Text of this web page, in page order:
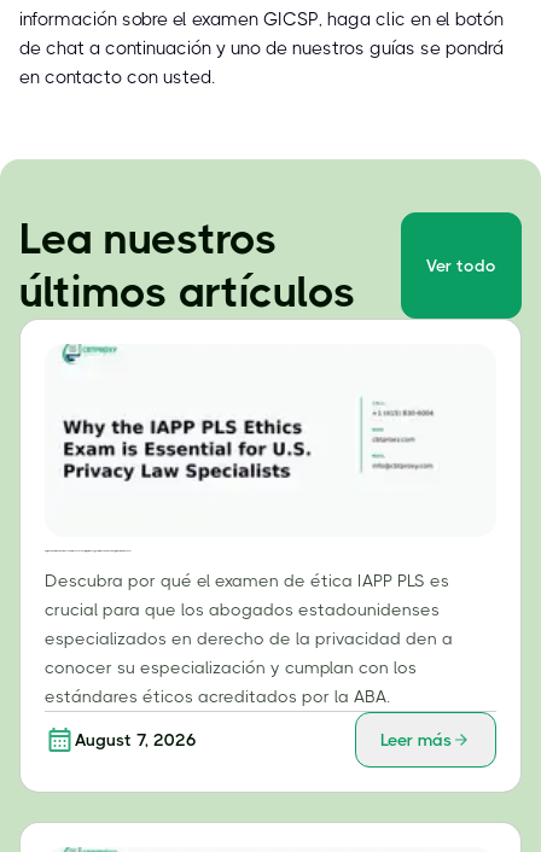
información sobre el examen GICSP, haga clic en el botón
de chat a continuación y uno de nuestros guías se pondrá
en contacto con usted.
Lea nuestros
últimos artículos
Ver todo
Descubra por qué el examen de ética IAPP PLS es
crucial para que los abogados estadounidenses
especializados en derecho de la privacidad den a
conocer su especialización y cumplan con los
estándares éticos acreditados por la ABA.
August 7, 2026 Leer más